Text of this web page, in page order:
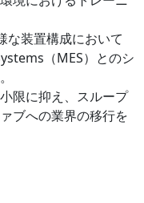
な装置構成において
（MES）とのシ
限に抑え、スループ
ブへの業界の移行を